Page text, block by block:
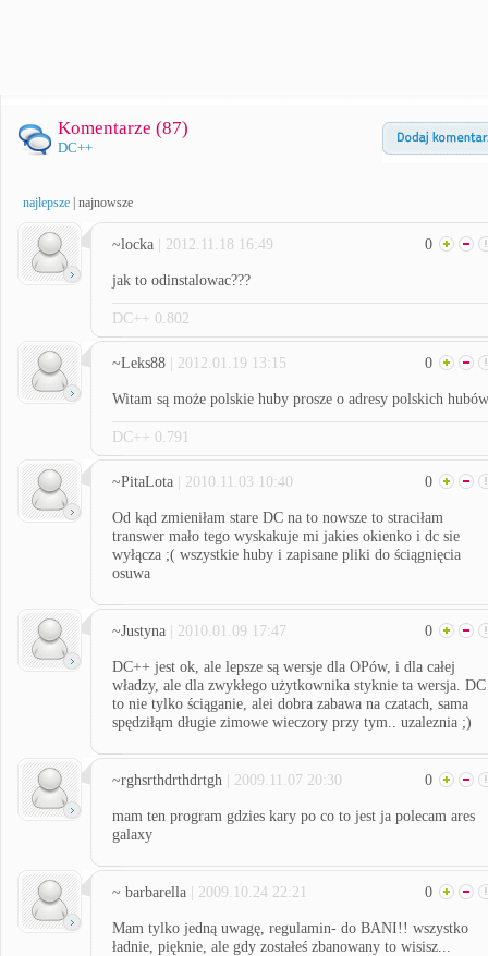
Komentarze (87)
DC++
najlepsze najnowsze
~locka | 2012.11.18 16:49 0
jak to odinstalowac???
DC++ 0.802
~Leks88 | 2012.01.19 13:15 0
Witam są może polskie huby prosze o adresy polskich hubów
DC++ 0.791
~PitaLota | 2010.11.03 10:40 0
Od kąd zmieniłam stare DC na to nowsze to straciłam
transwer mało tego wyskakuje mi jakies okienko i dc sie
wyłącza ;( wszystkie huby i zapisane pliki do ściągnięcia
osuwa
~Justyna | 2010.01.09 17:47 0
DC++ jest ok, ale lepsze są wersje dla OPów, i dla całej
władzy, ale dla zwykłego użytkownika styknie ta wersja. DC
to nie tylko ściąganie, alei dobra zabawa na czatach, sama
spędziłąm długie zimowe wieczory przy tym.. uzaleznia ;)
~rghsrthdrthdrtgh | 2009.11.07 20:30 0
mam ten program gdzies kary po co to jest ja polecam ares
galaxy
~ barbarella | 2009.10.24 22:21 0
Mam tylko jedną uwagę, regulamin- do BANI!! wszystko
ładnie, pięknie, ale gdy zostałeś zbanowany to wisisz...